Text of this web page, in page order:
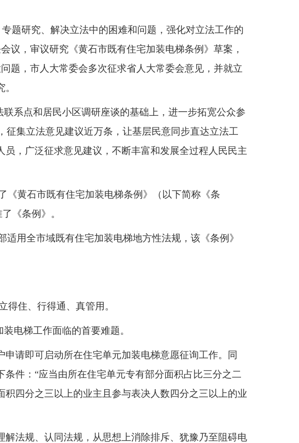
题研究、解决立法中的困难和问题，强化对立法工作的
议，审议研究《黄石市既有住宅加装电梯条例》草案，
题，市人大常委会多次征求省人大常委会意见，并就立
系点和居民小区调研座谈的基础上，进一步拓宽公众参
集立法意见建议近万条，让基层民意同步直达立法工
，广泛征求意见建议，不断丰富和发展全过程人民民主
《黄石市既有住宅加装电梯条例》（以下简称《条
《条例》。
用全市域既有住宅加装电梯地方性法规，该《条例》
得住、行得通、真管用。
电梯工作面临的首要难题。
请即可启动所在住宅单元加装电梯意愿征询工作。同
件：“应当由所在住宅单元专有部分面积占比三分之二
四分之三以上的业主且参与表决人数四分之三以上的业
解法规、认同法规，从思想上消除排斥、犹豫乃至阻碍电